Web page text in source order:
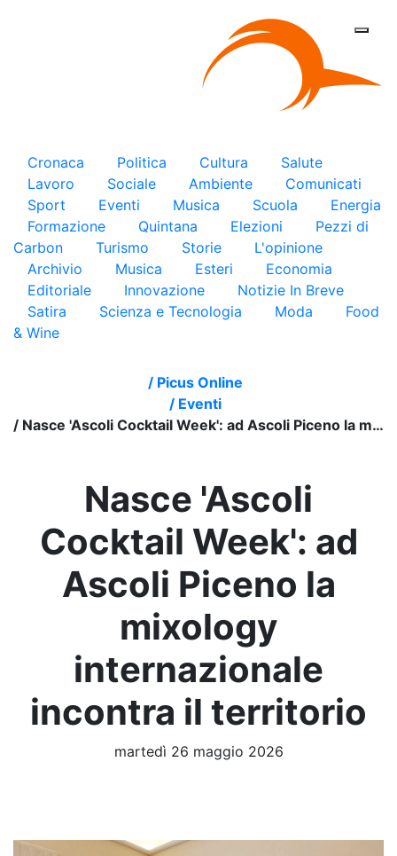
Cronaca Politica Cultura
Salute
Lavoro
Sociale Ambiente
Comunicati
Sport
Eventi Musica Scuola
Energia
Formazione
Quintana Elezioni
Pezzi di
Carbon
Turismo Storie
L'opinione
Archivio
Musica Esteri
Economia
Editoriale
Innovazione
Notizie In Breve
Satira
Scienza e Tecnologia Moda
Food
& Wine
/ Picus Online
/ Eventi
/ Nasce 'Ascoli Cocktail Week': ad Ascoli Piceno la mixology internazionale incontra il territorio
Nasce 'Ascoli
Cocktail Week': ad
Ascoli Piceno la
mixology
internazionale
incontra il territorio
martedì 26 maggio 2026